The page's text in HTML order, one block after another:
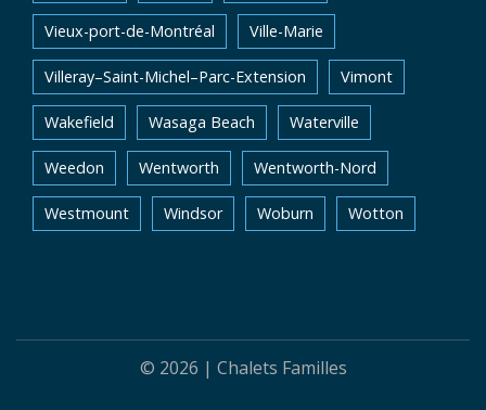
Vieux-port-de-Montréal Ville-Marie
Villeray–Saint-Michel–Parc-Extension Vimont
Wakefield Wasaga Beach Waterville
Weedon Wentworth Wentworth-Nord
Westmount Windsor Woburn Wotton
© 2026 | Chalets Familles